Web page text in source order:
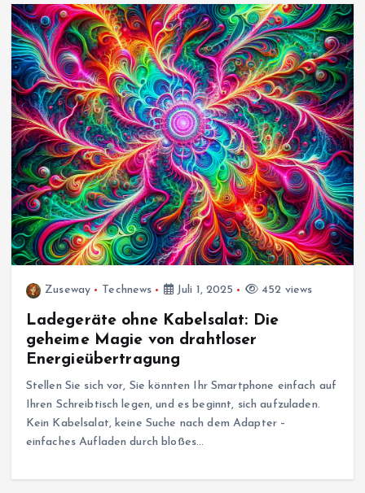
Zuseway Technews Juli 1, 2025 452 views
Ladegeräte ohne Kabelsalat: Die
geheime Magie von drahtloser
Energieübertragung
Stellen Sie sich vor, Sie könnten Ihr Smartphone einfach auf
Ihren Schreibtisch legen, und es beginnt, sich aufzuladen.
Kein Kabelsalat, keine Suche nach dem Adapter –
einfaches Aufladen durch bloßes…